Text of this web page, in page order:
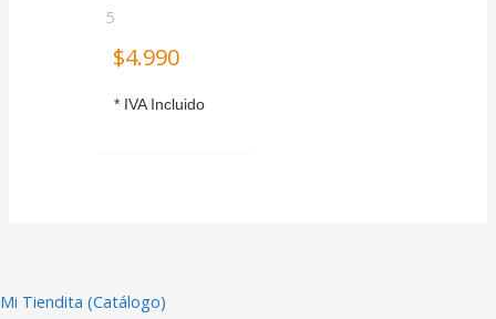
5
$4.990
* IVA Incluido
Mi Tiendita (Catálogo)